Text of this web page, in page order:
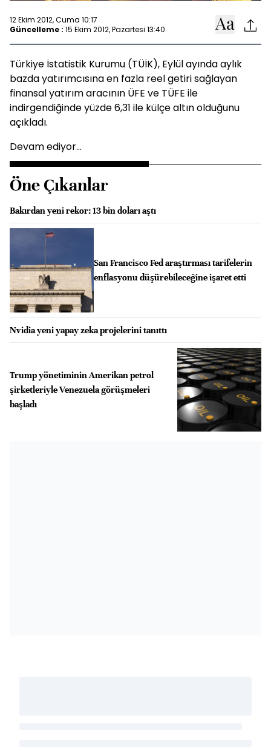
12 Ekim 2012, Cuma 10:17
Güncelleme : 15 Ekim 2012, Pazartesi 13:40
Türkiye İstatistik Kurumu (TÜİK), Eylül ayında aylık
bazda yatırımcısına en fazla reel getiri sağlayan
finansal yatırım aracının ÜFE ve TÜFE ile
indirgendiğinde yüzde 6,31 ile külçe altın olduğunu
açıkladı.
Devam ediyor...
Öne Çıkanlar
Bakırdan yeni rekor: 13 bin doları aştı
San Francisco Fed araştırması tarifelerin
enflasyonu düşürebileceğine işaret etti
Nvidia yeni yapay zeka projelerini tanıttı
Trump yönetiminin Amerikan petrol
şirketleriyle Venezuela görüşmeleri
başladı